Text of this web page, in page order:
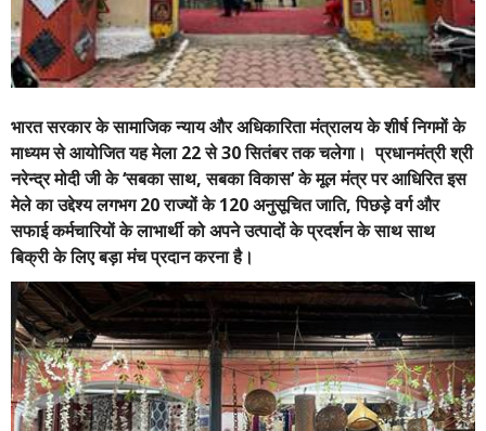
भारत सरकार के सामाजिक न्याय और अधिकारिता मंत्रालय के शीर्ष निगमों के
माध्यम से आयोजित यह मेला 22 से 30 सितंबर तक चलेगा। प्रधानमंत्री श्री
नरेन्द्र मोदी जी के ‘सबका साथ, सबका विकास’ के मूल मंत्र पर आधिरित इस
मेले का उद्देश्य लगभग 20 राज्यों के 120 अनुसूचित जाति, पिछड़े वर्ग और
सफाई कर्मचारियों के लाभार्थी को अपने उत्पादों के प्रदर्शन के साथ साथ
बिक्री के लिए बड़ा मंच प्रदान करना है।